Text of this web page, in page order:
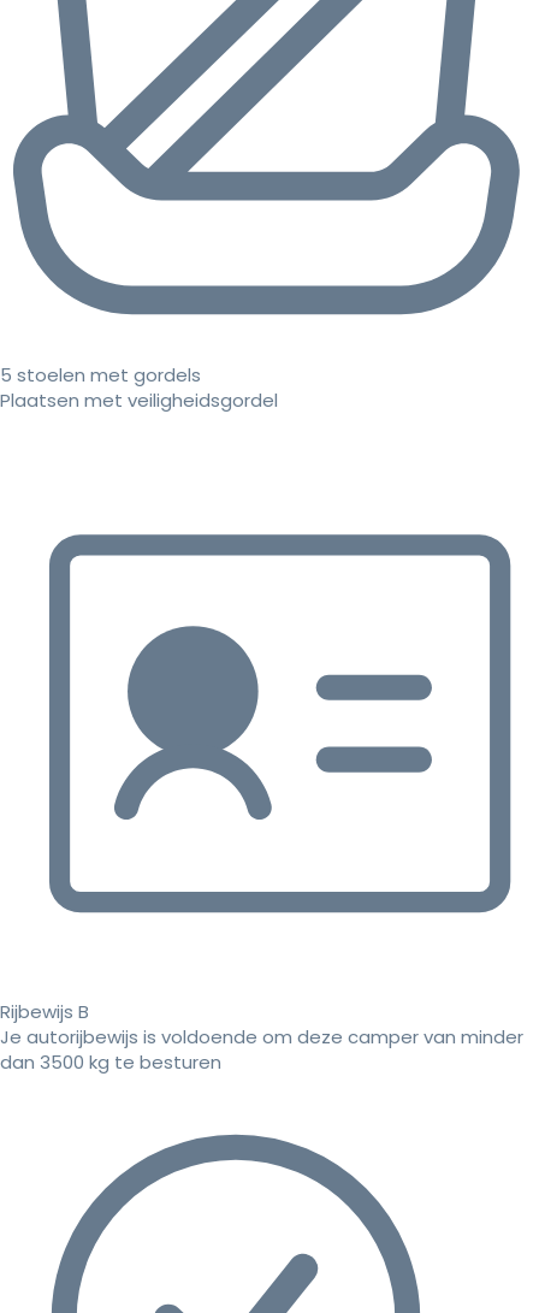
5 stoelen met gordels
Plaatsen met veiligheidsgordel
Rijbewijs B
Je autorijbewijs is voldoende om deze camper van minder
dan 3500 kg te besturen